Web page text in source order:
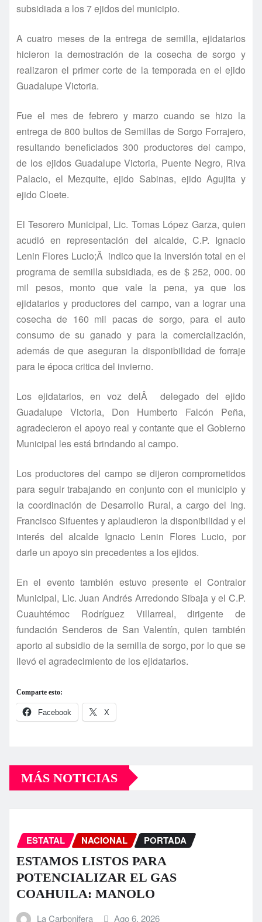
subsidiada a los 7 ejidos del municipio.
A cuatro meses de la entrega de semilla, ejidatarios
hicieron la demostración de la cosecha de sorgo y
realizaron el primer corte de la temporada en el ejido
Guadalupe Victoria.
Fue el mes de febrero y marzo cuando se hizo la
entrega de 800 bultos de Semillas de Sorgo Forrajero,
resultando beneficiados 300 productores del campo,
de los ejidos Guadalupe Victoria, Puente Negro, Riva
Palacio, el Mezquite, ejido Sabinas, ejido Agujita y
ejido Cloete.
El Tesorero Municipal, Lic. Tomas López Garza, quien
acudió en representación del alcalde, C.P. Ignacio
Lenin Flores Lucio;Â indico que la inversión total en el
programa de semilla subsidiada, es de $ 252, 000. 00
mil pesos, monto que vale la pena, ya que los
ejidatarios y productores del campo, van a lograr una
cosecha de 160 mil pacas de sorgo, para el auto
consumo de su ganado y para la comercialización,
además de que aseguran la disponibilidad de forraje
para le época critica del invierno.
Los ejidatarios, en voz delÂ delegado del ejido
Guadalupe Victoria, Don Humberto Falcón Peña,
agradecieron el apoyo real y contante que el Gobierno
Municipal les está brindando al campo.
Los productores del campo se dijeron comprometidos
para seguir trabajando en conjunto con el municipio y
la coordinación de Desarrollo Rural, a cargo del Ing.
Francisco Sifuentes y aplaudieron la disponibilidad y el
interés del alcalde Ignacio Lenin Flores Lucio, por
darle un apoyo sin precedentes a los ejidos.
En el evento también estuvo presente el Contralor
Municipal, Lic. Juan Andrés Arredondo Sibaja y el C.P.
Cuauhtémoc Rodrí­guez Villarreal, dirigente de
fundación Senderos de San Valentí­n, quien también
aporto al subsidio de la semilla de sorgo, por lo que se
llevó el agradecimiento de los ejidatarios.
Comparte esto:
Facebook X
MÁS NOTICIAS
ESTATAL NACIONAL PORTADA
ESTAMOS LISTOS PARA
POTENCIALIZAR EL GAS
COAHUILA: MANOLO
La Carbonifera Ago 6, 2026